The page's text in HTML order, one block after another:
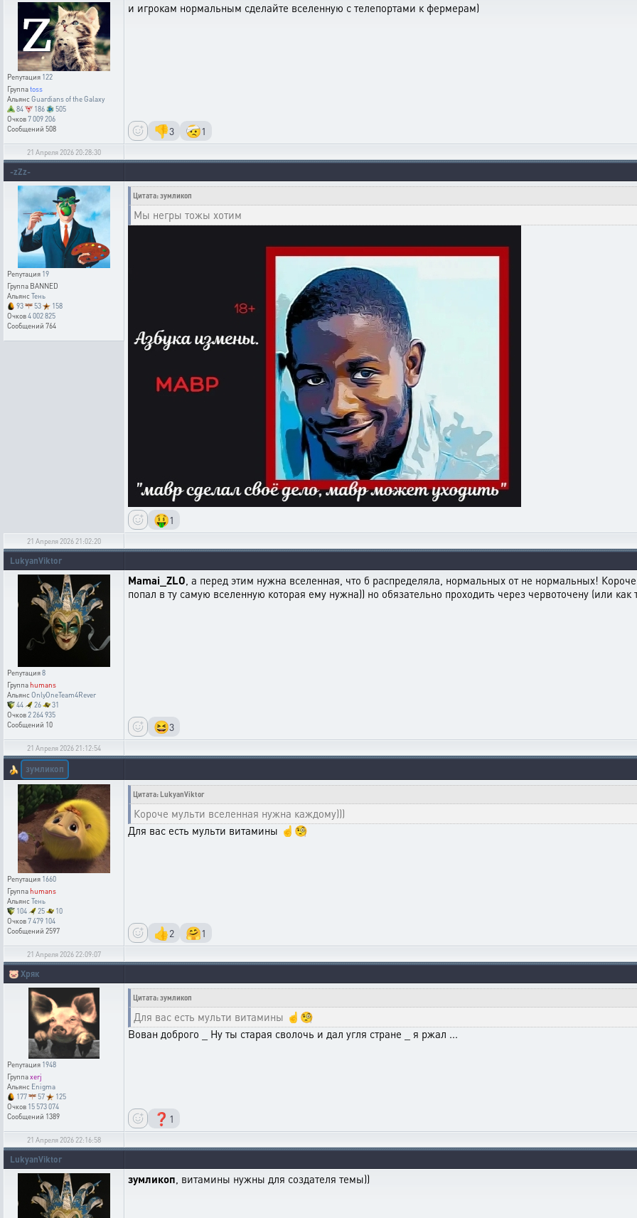
Репутация 122
Группаtoss
АльянсGuardians of the Galaxy
84
186
505
Очков7 009 206
Сообщений 508
и игрокам нормальным сделайте вселенную с телепортами к фермерам)
👎3 🤕1
21 Апреля 2026 20:28:30
-zZz-
Репутация 19
Группа BANNED
АльянсТень
93
53
158
Очков4 002 825
Сообщений 764
Цитата: зумликоп
Мы негры тожы хотим
🤑1
21 Апреля 2026 21:02:20
LukyanViktor
Репутация8
Группаhumans
АльянсOnlyOneTeam4Rever
44
26
31
Очков2 264 935
Сообщений 10
Mamai_ZLO, а перед этим нужна вселенная, что б распределяла, нормальных от не нормальных!
попал в ту самую вселенную которая ему нужна)) но обязательно проходить через червоточену (или
😆3
21 Апреля 2026 21:12:54
🍌 зумликоп
Репутация 1660
Группаhumans
АльянсТень
104
25
10
Очков7 479 104
Сообщений 2597
Цитата: LukyanViktor
Короче мульти вселенная нужна каждому)))
Для вас есть мульти витамины ☝️🧐
👍2 🤗1
21 Апреля 2026 22:09:07
🐷 Хряк
Репутация 1948
Группаxerj
Альянс Enigma
177
57
125
Очков 15 573 074
Сообщений 1389
Цитата: зумликоп
Для вас есть мульти витамины ☝️🧐
Вован доброго _ Ну ты старая сволочь и дал угля стране _ я ржал ...
❓ 1
21 Апреля 2026 22:16:58
LukyanViktor
зумликоп, витамины нужны для создателя темы))